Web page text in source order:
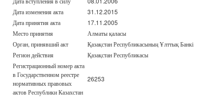
Дата изменения акта
31.12.2015
Дата принятия акта
17.11.2005
Место принятия
Алматы қаласы
Орган, принявший акт
Қазақстан Республикасының Ұлттық Банкі
Регион действия
Қазақстан Республикасы
Регистрационный номер акта
в Государственном реестре
нормативных правовых
актов Республики Казахстан
26253